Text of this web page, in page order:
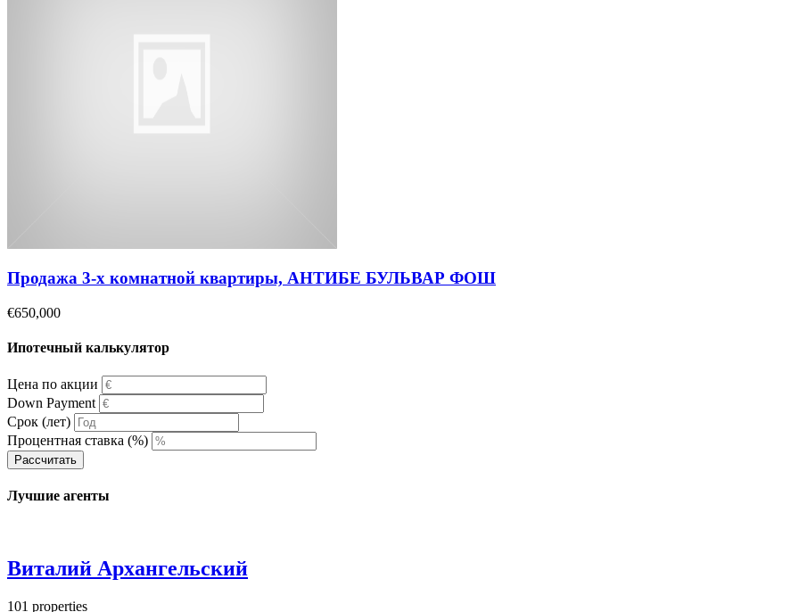
Продажа 3-х комнатной квартиры, АНТИБЕ БУЛЬВАР ФОШ
€650,000
Ипотечный калькулятор
Цена по акции
Down Payment
Срок (лет)
Процентная ставка (%)
Рассчитать
Лучшие агенты
Виталий Архангельский
101 properties